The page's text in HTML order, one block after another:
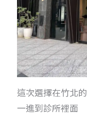
這次選擇在竹北的
一進到診所裡面